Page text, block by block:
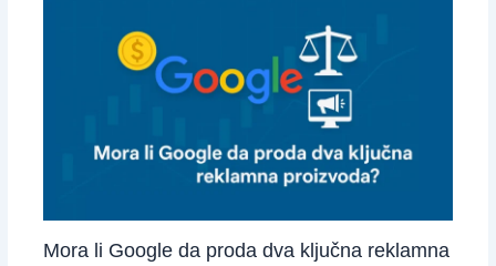
Mora li Google da proda dva ključna reklamna